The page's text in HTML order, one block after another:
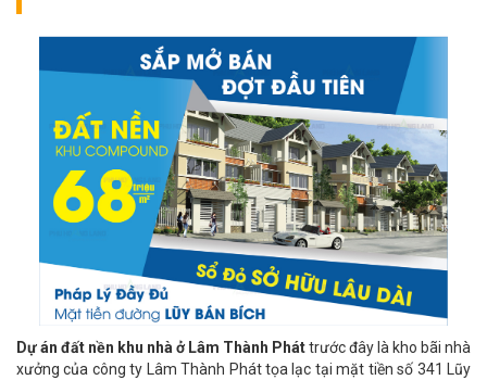
Dự án đất nền khu nhà ở Lâm Thành Pháttrước đây là kho bãi nhà
xưởng của công ty Lâm Thành Phát tọa lạc tại mặt tiền số 341 Lũy